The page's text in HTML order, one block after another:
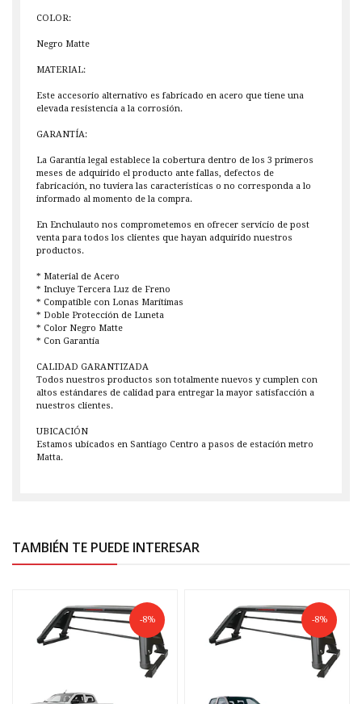
COLOR:
Negro Matte
MATERIAL:
Este accesorio alternativo es fabricado en acero que tiene una
elevada resistencia a la corrosión.
GARANTÍA:
La Garantía legal establece la cobertura dentro de los 3 primeros
meses de adquirido el producto ante fallas, defectos de
fabricación, no tuviera las características o no corresponda a lo
informado al momento de la compra.
En Enchulauto nos comprometemos en ofrecer servicio de post
venta para todos los clientes que hayan adquirido nuestros
productos.
* Material de Acero
* Incluye Tercera Luz de Freno
* Compatible con Lonas Marítimas
* Doble Protección de Luneta
* Color Negro Matte
* Con Garantía
CALIDAD GARANTIZADA
Todos nuestros productos son totalmente nuevos y cumplen con
altos estándares de calidad para entregar la mayor satisfacción a
nuestros clientes.
UBICACIÓN
Estamos ubicados en Santiago Centro a pasos de estación metro
Matta.
TAMBIÉN TE PUEDE INTERESAR
-8% -8%